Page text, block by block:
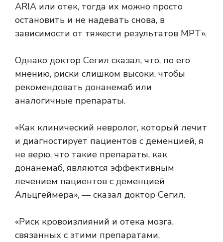
ARIA или отек, тогда их можно просто
остановить и не надевать снова, в
зависимости от тяжести результатов МРТ».
Однако доктор Сегил сказал, что, по его
мнению, риски слишком высоки, чтобы
рекомендовать донанемаб или
аналогичные препараты.
«Как клинический невролог, который лечит
и диагностирует пациентов с деменцией, я
не верю, что такие препараты, как
донанемаб, являются эффективным
лечением пациентов с деменцией
Альцгеймера», — сказал доктор Сегил.
«Риск кровоизлияний и отека мозга,
связанных с этими препаратами,